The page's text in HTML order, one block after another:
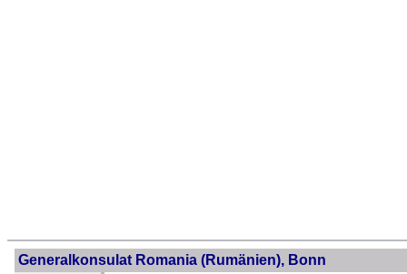
Generalkonsulat Romania (Rumänien), Bonn